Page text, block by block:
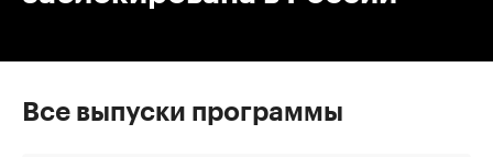
Все выпуски программы